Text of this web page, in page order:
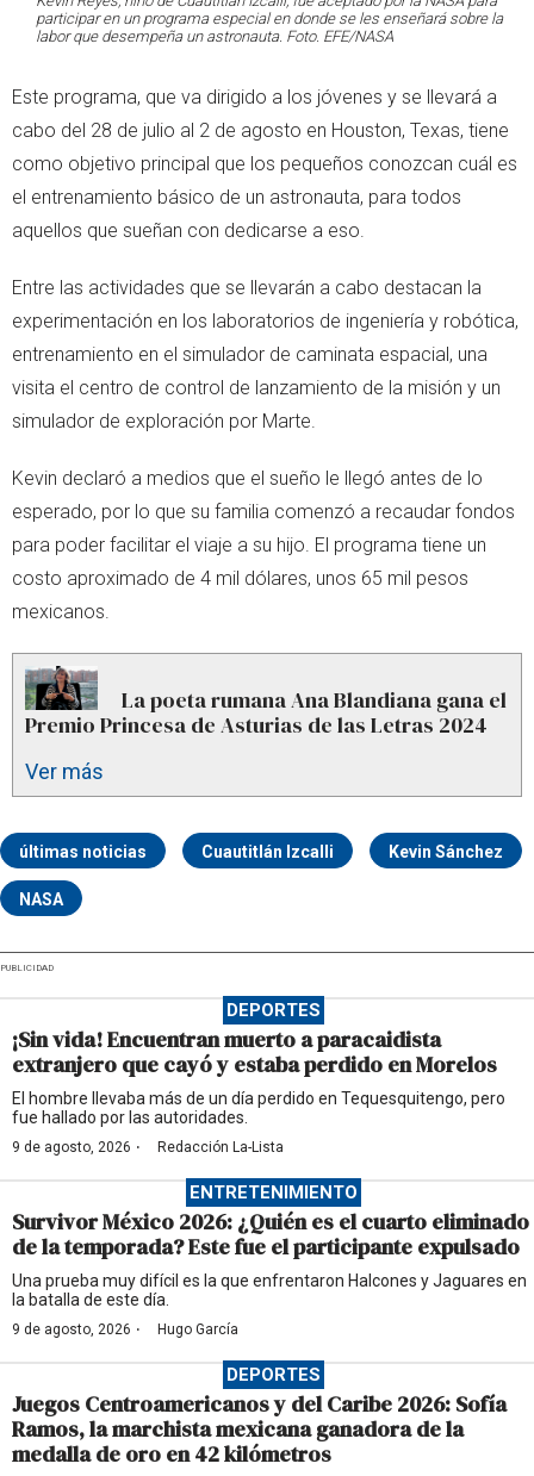
participar en un programa especial en donde se les enseñará sobre la
labor que desempeña un astronauta. Foto. EFE/NASA
Este programa, que va dirigido a los jóvenes y se llevará a
cabo del 28 de julio al 2 de agosto en Houston, Texas, tiene
como objetivo principal que los pequeños conozcan cuál es
el entrenamiento básico de un astronauta, para todos
aquellos que sueñan con dedicarse a eso.
Entre las actividades que se llevarán a cabo destacan la
experimentación en los laboratorios de ingeniería y robótica,
entrenamiento en el simulador de caminata espacial, una
visita el centro de control de lanzamiento de la misión y un
simulador de exploración por Marte.
Kevin declaró a medios que el sueño le llegó antes de lo
esperado, por lo que su familia comenzó a recaudar fondos
para poder facilitar el viaje a su hijo. El programa tiene un
costo aproximado de 4 mil dólares, unos 65 mil pesos
mexicanos.
La poeta rumana Ana Blandiana gana el
Premio Princesa de Asturias de las Letras 2024
Ver más
últimas noticias Cuautitlán Izcalli Kevin Sánchez
NASA
PUBLICIDAD
DEPORTES
¡Sin vida! Encuentran muerto a paracaidista
extranjero que cayó y estaba perdido en Morelos
El hombre llevaba más de un día perdido en Tequesquitengo, pero
fue hallado por las autoridades.
9 de agosto, 2026 · Redacción La-Lista
ENTRETENIMIENTO
Survivor México 2026: ¿Quién es el cuarto eliminado
de la temporada? Este fue el participante expulsado
Una prueba muy difícil es la que enfrentaron Halcones y Jaguares en
la batalla de este día.
9 de agosto, 2026 · Hugo García
DEPORTES
Juegos Centroamericanos y del Caribe 2026: Sofía
Ramos, la marchista mexicana ganadora de la
medalla de oro en 42 kilómetros